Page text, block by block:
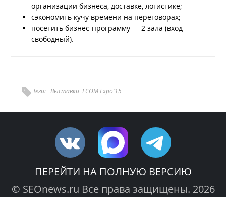
организации бизнеса, доставке, логистике;
сэкономить кучу времени на переговорах;
посетить бизнес-программу — 2 зала (вход
свободный).
Теги: Выставки ECOM Expo'15
ПЕРЕЙТИ НА ПОЛНУЮ ВЕРСИЮ
© SEOnews.ru Все права защищены. 2026